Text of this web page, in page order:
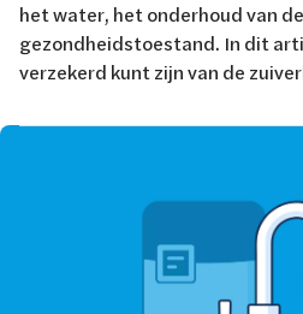
het water, het onderhoud van
gezondheidstoestand. In dit
verzekerd kunt zijn van de
Afbeelding